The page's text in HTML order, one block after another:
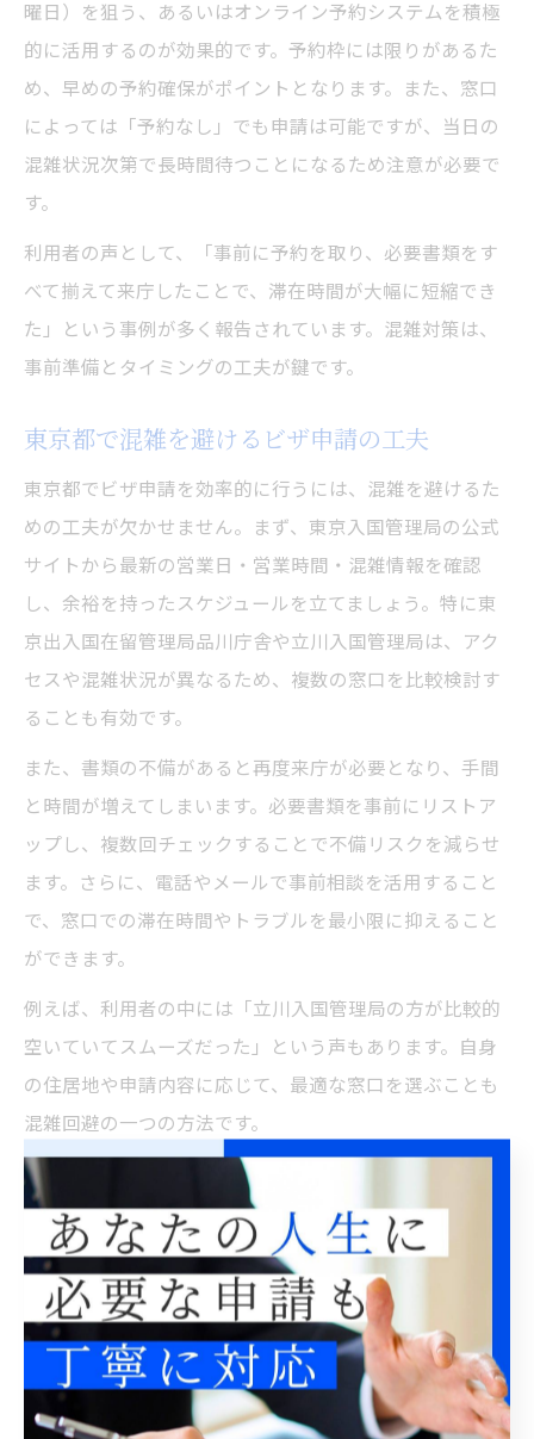
曜日）を狙う、あるいはオンライン予約システムを積極
的に活用するのが効果的です。予約枠には限りがあるた
め、早めの予約確保がポイントとなります。また、窓口
によっては「予約なし」でも申請は可能ですが、当日の
混雑状況次第で長時間待つことになるため注意が必要で
す。
利用者の声として、「事前に予約を取り、必要書類をす
べて揃えて来庁したことで、滞在時間が大幅に短縮でき
た」という事例が多く報告されています。混雑対策は、
事前準備とタイミングの工夫が鍵です。
東京都で混雑を避けるビザ申請の工夫
東京都でビザ申請を効率的に行うには、混雑を避けるた
めの工夫が欠かせません。まず、東京入国管理局の公式
サイトから最新の営業日・営業時間・混雑情報を確認
し、余裕を持ったスケジュールを立てましょう。特に東
京出入国在留管理局品川庁舎や立川入国管理局は、アク
セスや混雑状況が異なるため、複数の窓口を比較検討す
ることも有効です。
また、書類の不備があると再度来庁が必要となり、手間
と時間が増えてしまいます。必要書類を事前にリストア
ップし、複数回チェックすることで不備リスクを減らせ
ます。さらに、電話やメールで事前相談を活用すること
で、窓口での滞在時間やトラブルを最小限に抑えること
ができます。
例えば、利用者の中には「立川入国管理局の方が比較的
空いていてスムーズだった」という声もあります。自身
の住居地や申請内容に応じて、最適な窓口を選ぶことも
混雑回避の一つの方法です。
ビザ申請に適した窓口の特徴と選び方
ビザ申請を東京都で行う際に適した窓口を選ぶために
は、各窓口の特徴や対応範囲を把握することが大切で
す。品川庁舎は全般的な在留資格申請対応に強みがあり
ますが、松戸出張所や立川入国管理局は特定地域の案件
に特化しています。自身の在留資格や居住地、申請内容